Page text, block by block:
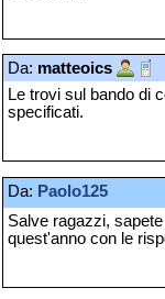
Da: matteoics
Le trovi sul bando di
specificati.
Da: Paolo125
Salve ragazzi,
quest'anno con le